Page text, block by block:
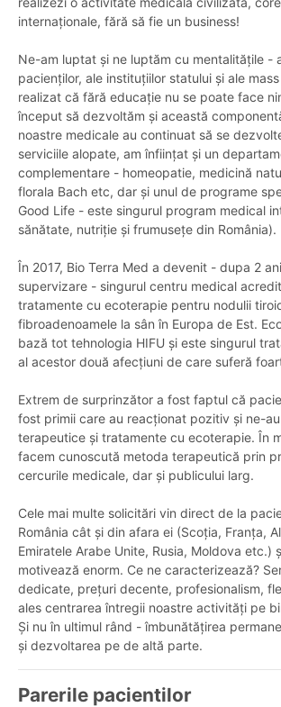
internaționale, fără să fie un business!
Ne-am luptat și ne luptăm cu mentalitățile -
pacienților, ale instituțiilor statului și ale
realizat că fără educație nu se poate face
început să dezvoltăm și această
noastre medicale au continuat să se
serviciile alopate, am înființat și un
complementare - homeopatie, medicină
florala Bach etc, dar și unul de programe
Good Life - este singurul program medical
sănătate, nutriție și frumusețe din România).
În 2017, Bio Terra Med a devenit - dupa 2
supervizare - singurul centru medical
tratamente cu ecoterapie pentru nodulii
fibroadenoamele la sân în Europa de Est.
bază tot tehnologia HIFU și este singurul
al acestor două afecțiuni de care suferă
Extrem de surprinzător a fost faptul că
fost primii care au reacționat pozitiv și ne-
terapeutice și tratamente cu ecoterapie. În
facem cunoscută metoda terapeutică prin
cercurile medicale, dar și publicului larg.
Cele mai multe solicitări vin direct de la
România cât și din afara ei (Scoția, Franța,
Emiratele Arabe Unite, Rusia, Moldova etc.)
motivează enorm. Ce ne caracterizează?
dedicate, prețuri decente, profesionalism,
ales centrarea întregii noastre activități pe
Și nu în ultimul rând - îmbunătățirea
și dezvoltarea pe de altă parte.
Parerile pacientilor